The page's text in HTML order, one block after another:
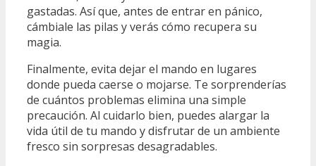
gastadas. Así que, antes de entrar en pánico,
cámbiale las pilas y verás cómo recupera su
magia.
Finalmente, evita dejar el mando en lugares
donde pueda caerse o mojarse. Te sorprenderías
de cuántos problemas elimina una simple
precaución. Al cuidarlo bien, puedes alargar la
vida útil de tu mando y disfrutar de un ambiente
fresco sin sorpresas desagradables.